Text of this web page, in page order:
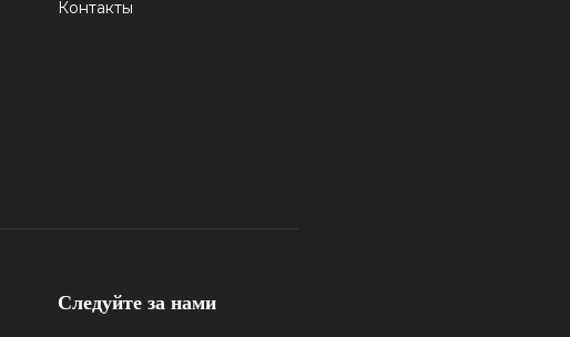
Контакты
Следуйте за нами